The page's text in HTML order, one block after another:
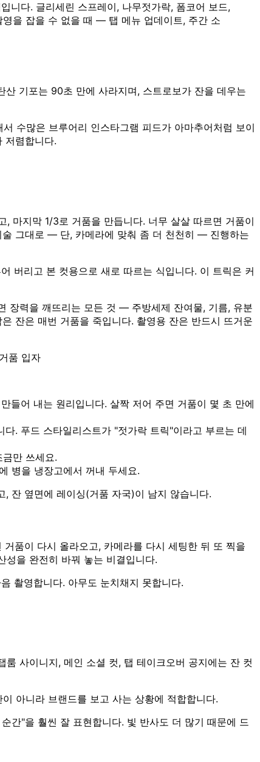
니다. 글리세린 스프레이, 나무젓가락, 폼코어 보드,
을 잡을 수 없을 때 — 탭 메뉴 업데이트, 주간 소
기포는 90초 만에 사라지며, 스트로보가 잔을 데우는
수많은 브루어리 인스타그램 피드가 아마추어처럼 보이
저렴합니다.
마지막 1/3로 거품을 만듭니다. 너무 살살 따르면 거품이
술 그대로 — 단, 카메라에 맞춰 좀 더 천천히 — 진행하는
버리고 본 컷용으로 새로 따르는 식입니다. 이 트릭은 커
장력을 깨뜨리는 모든 것 — 주방세제 잔여물, 기름, 유분
잔은 매번 거품을 죽입니다. 촬영용 잔은 반드시 뜨거운
품 입자
들어 내는 원리입니다. 살짝 저어 주면 거품이 몇 초 만에
. 푸드 스타일리스트가 "젓가락 트릭"이라고 부르는 데
만 쓰세요.
병을 냉장고에서 꺼내 두세요.
잔 옆면에 레이싱(거품 자국)이 남지 않습니다.
품이 다시 올라오고, 카메라를 다시 세팅한 뒤 또 찍을
을 완전히 바꿔 놓는 비결입니다.
촬영합니다. 아무도 눈치채지 못합니다.
사이니지, 메인 소셜 컷, 탭 테이크오버 공지에는 잔 컷
아니라 브랜드를 보고 사는 상황에 적합합니다.
간"을 훨씬 잘 표현합니다. 빛 반사도 더 많기 때문에 드